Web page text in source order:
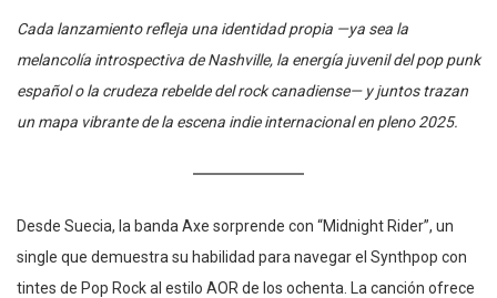
Cada lanzamiento refleja una identidad propia —ya sea la
melancolía introspectiva de Nashville, la energía juvenil del pop punk
español o la crudeza rebelde del rock canadiense— y juntos trazan
un mapa vibrante de la escena indie internacional en pleno 2025.
Desde Suecia, la banda Axe sorprende con “Midnight Rider”, un
single que demuestra su habilidad para navegar el Synthpop con
tintes de Pop Rock al estilo AOR de los ochenta. La canción ofrece